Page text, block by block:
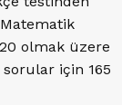
olmak üzere
için 165